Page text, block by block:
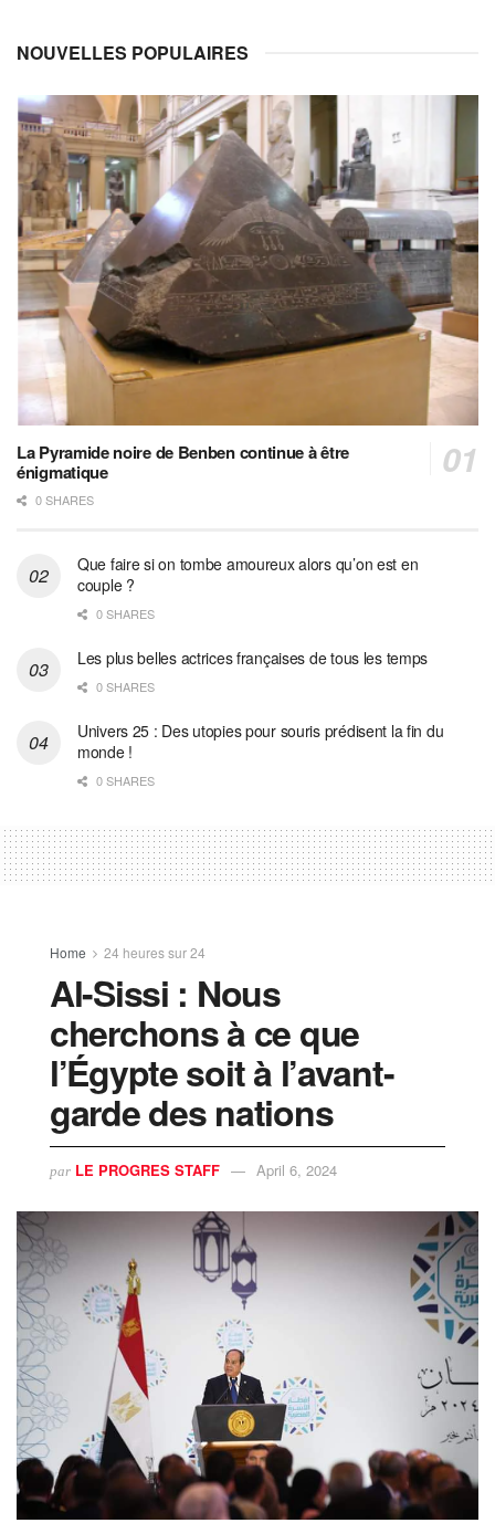
NOUVELLES POPULAIRES
La Pyramide noire de Benben continue à être
énigmatique
0 SHARES
Que faire si on tombe amoureux alors qu’on est en
couple ?
0 SHARES
Les plus belles actrices françaises de tous les temps
0 SHARES
Univers 25 : Des utopies pour souris prédisent la fin du
monde !
0 SHARES
Home 24 heures sur 24
Al-Sissi : Nous
cherchons à ce que
l’Égypte soit à l’avant-
garde des nations
par LE PROGRES STAFF April 6, 2024